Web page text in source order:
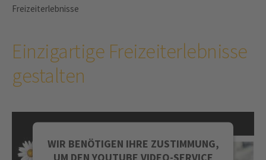
Freizeiterlebnisse
Einzigartige Freizeiterlebnisse
gestalten
WIR BENÖTIGEN IHRE ZUSTIMMUNG,
UM DEN YOUTUBE VIDEO-SERVICE